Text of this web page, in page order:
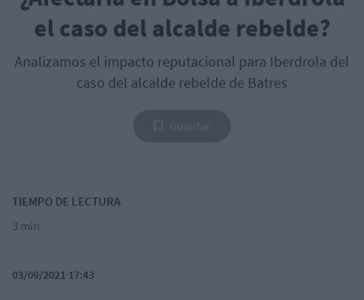
el caso del alcalde rebelde?
Analizamos el impacto reputacional para Iberdrola del
caso del alcalde rebelde de Batres
TIEMPO DE LECTURA
3 min
03/09/2021 17:43